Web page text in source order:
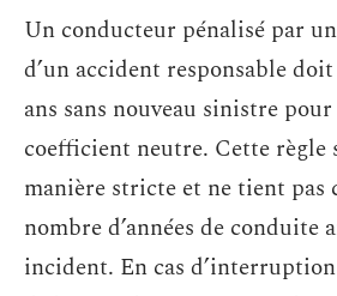
Un conducteur pénalisé par
d’un accident responsable
ans sans nouveau sinistre
coefficient neutre. Cette règle
manière stricte et ne tient pas
nombre d’années de conduite
incident. En cas